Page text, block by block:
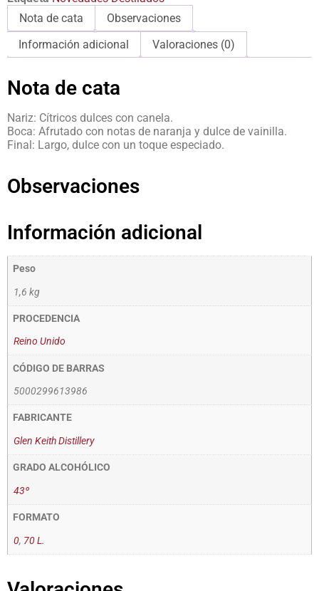
Nota de cata
Observaciones
Información adicional
Valoraciones (0)
Nota de cata
Nariz: Cítricos dulces con canela.
Boca: Afrutado con notas de naranja y dulce de vainilla.
Final: Largo, dulce con un toque especiado.
Observaciones
Información adicional
Peso
1,6 kg
PROCEDENCIA
Reino Unido
CÓDIGO DE BARRAS
5000299613986
FABRICANTE
Glen Keith Distillery
GRADO ALCOHÓLICO
43º
FORMATO
0, 70 L.